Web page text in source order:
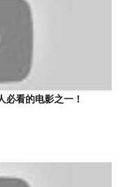
必看的电影之一！